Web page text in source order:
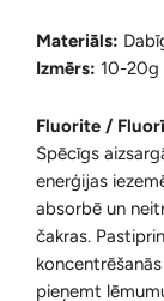
Materiāls:
Izmērs: 10-
Fluorite /
Spēcīgs
enerģijas
absorbē un
čakras.
pieņemt